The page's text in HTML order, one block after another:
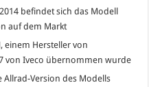
befindet sich das Modell
auf dem Markt
einem Hersteller von
von Iveco übernommen wurde
Allrad-Version des Modells